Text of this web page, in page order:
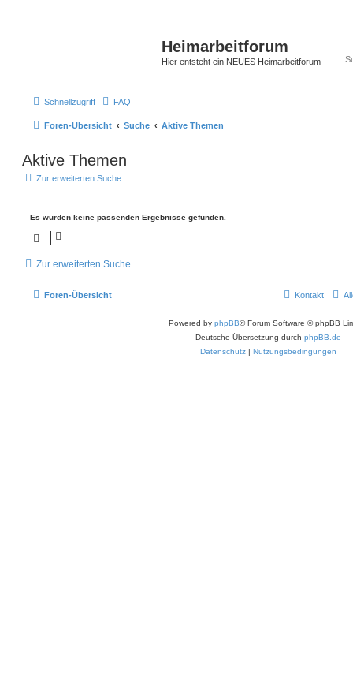
Heimarbeitforum
Hier entsteht ein NEUES Heimarbeitforum
Schnellzugriff FAQ
Foren-Übersicht Suche Aktive Themen
Aktive Themen
Zur erweiterten Suche
Es wurden keine passenden Ergebnisse gefunden.
Zur erweiterten Suche
Foren-Übersicht Kontakt
Powered by phpBB® Forum Software © phpBB
Deutsche Übersetzung durch phpBB.de
Datenschutz | Nutzungsbedingungen